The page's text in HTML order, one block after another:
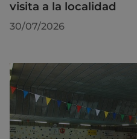
visita a la localidad
30/07/2026